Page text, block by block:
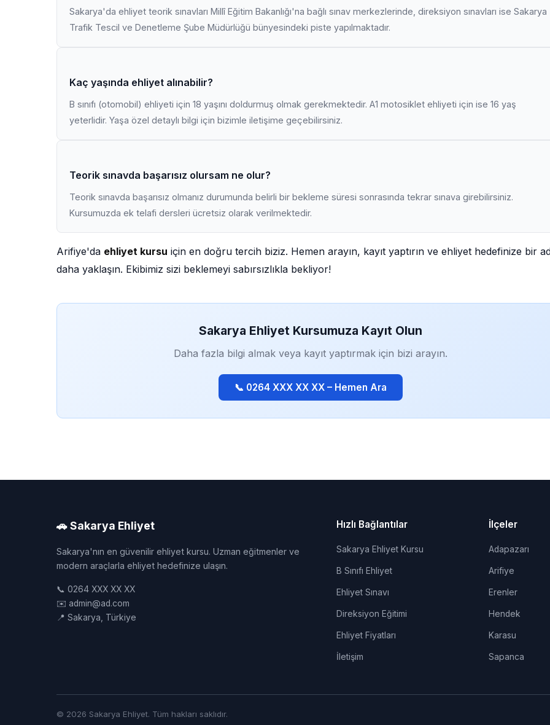
Sakarya'da ehliyet teorik sınavları Millî Eğitim Bakanlığı'na bağlı sınav merkezlerinde, direksiyon sınavları ise Sakarya
Trafik Tescil ve Denetleme Şube Müdürlüğü bünyesindeki piste yapılmaktadır.
Kaç yaşında ehliyet alınabilir?
B sınıfı (otomobil) ehliyeti için 18 yaşını doldurmuş olmak gerekmektedir. A1 motosiklet ehliyeti için ise 16 yaş
yeterlidir. Yaşa özel detaylı bilgi için bizimle iletişime geçebilirsiniz.
Teorik sınavda başarısız olursam ne olur?
Teorik sınavda başarısız olmanız durumunda belirli bir bekleme süresi sonrasında tekrar sınava girebilirsiniz.
Kursumuzda ek telafi dersleri ücretsiz olarak verilmektedir.
Arifiye'da ehliyet kursu için en doğru tercih biziz. Hemen arayın, kayıt yaptırın ve ehliyet hedefinize bir
daha yaklaşın. Ekibimiz sizi beklemeyi sabırsızlıkla bekliyor!
Sakarya Ehliyet Kursumuza Kayıt Olun
Daha fazla bilgi almak veya kayıt yaptırmak için bizi arayın.
📞 0264 XXX XX XX – Hemen Ara
🚗 Sakarya Ehliyet
Sakarya'nın en güvenilir ehliyet kursu. Uzman eğitmenler ve
modern araçlarla ehliyet hedefinize ulaşın.
📞 0264 XXX XX XX
✉️ admin@ad.com
📍 Sakarya, Türkiye
Hızlı Bağlantılar
Sakarya Ehliyet Kursu
B Sınıfı Ehliyet
Ehliyet Sınavı
Direksiyon Eğitimi
Ehliyet Fiyatları
İletişim
İlçeler
Adapazarı
Arifiye
Erenler
Hendek
Karasu
Sapanca
© 2026 Sakarya Ehliyet. Tüm hakları saklıdır.